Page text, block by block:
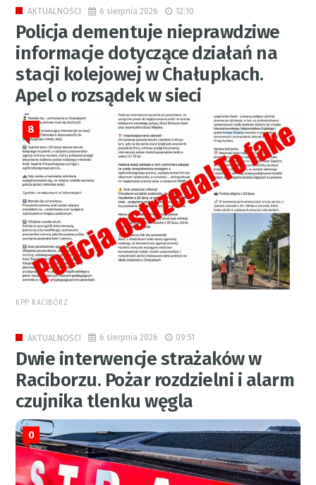
AKTUALNOŚCI 6 sierpnia 2026 12:10
Policja dementuje nieprawdziwe
informacje dotyczące działań na
stacji kolejowej w Chałupkach.
Apel o rozsądek w sieci
8
KPP RACIBÓRZ
AKTUALNOŚCI 6 sierpnia 2026 09:51
Dwie interwencje strażaków w
Raciborzu. Pożar rozdzielni i alarm
czujnika tlenku węgla
0